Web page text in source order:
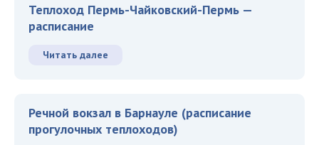
Теплоход Пермь-Чайковский-Пермь —
расписание
Читать далее
Речной вокзал в Барнауле (расписание
прогулочных теплоходов)